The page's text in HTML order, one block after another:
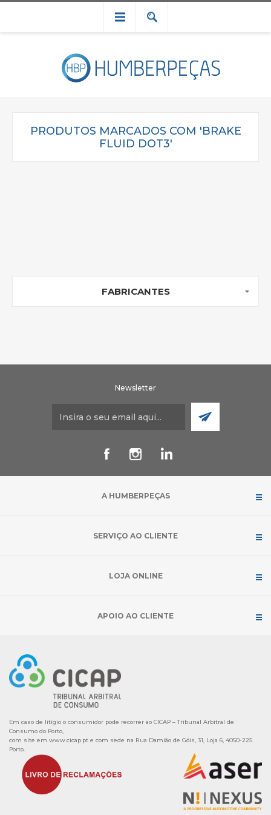
PRODUTOS MARCADOS COM 'BRAKE
FLUID DOT3'
FABRICANTES
Newsletter
A HUMBERPEÇAS
SERVIÇO AO CLIENTE
LOJA ONLINE
APOIO AO CLIENTE
Em caso de litígio o consumidor pode recorrer ao CICAP – Tribunal Arbitral de
Consumo do Porto,
com site em www.cicap.pt e com sede na Rua Damião de Góis, 31, Loja 6, 4050-225
Porto.